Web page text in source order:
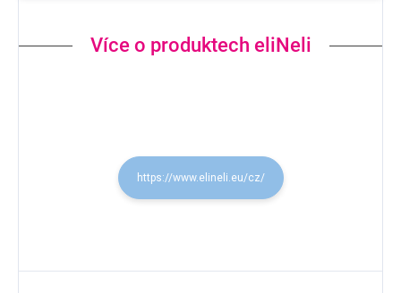
Více o produktech eliNeli
https://www.elineli.eu/cz/